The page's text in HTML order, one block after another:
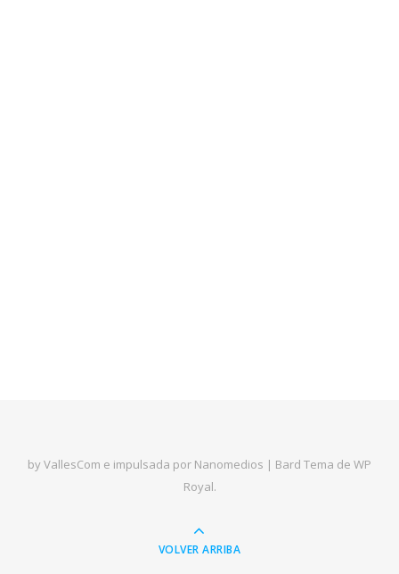
by VallesCom e impulsada por Nanomedios | Bard Tema de WP
Royal.
VOLVER ARRIBA